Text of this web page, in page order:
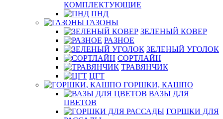
КОМПЛЕКТУЮЩИЕ
ПНД
ГАЗОНЫ
ЗЕЛЕНЫЙ КОВЕР
РАЗНОЕ
ЗЕЛЕНЫЙ УГОЛОК
СОРТЛАЙН
ТРАВЯНЧИК
ЦГТ
ГОРШКИ, КАШПО
ВАЗЫ ДЛЯ
ЦВЕТОВ
ГОРШКИ ДЛЯ